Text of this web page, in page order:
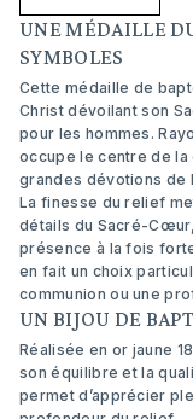
UNE MÉDAILLE
SYMBOLES
Cette médaille de
Christ dévoilant son
pour les hommes.
occupe le centre de la
grandes dévotions de
La finesse du relief
détails du Sacré-
présence à la fois
en fait un choix
communion ou une
UN BIJOU DE
Réalisée en or jaune
son équilibre et la
permet d’apprécier